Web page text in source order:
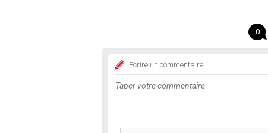
0
Ecrire un commentaire